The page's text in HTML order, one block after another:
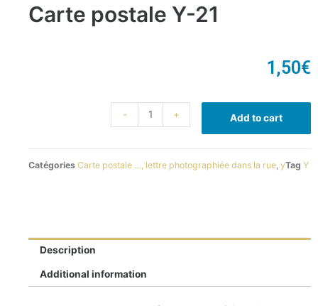
Carte postale Y-21
1,50€
- + Add to cart
Catégories Carte postale …, lettre photographiée dans la rue yTag Y
Description
Additional information